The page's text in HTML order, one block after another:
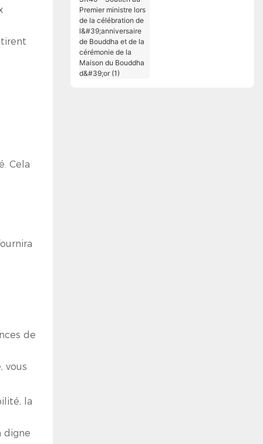
Cela
de
vous
la
digne